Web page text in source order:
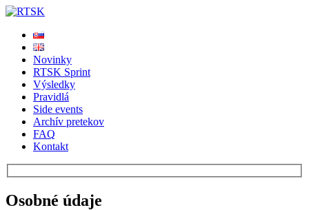
Novinky
RTSK Sprint
Výsledky
Pravidlá
Side events
Archív pretekov
FAQ
Kontakt
Osobné údaje